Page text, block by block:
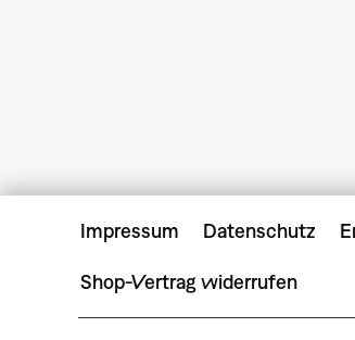
Impressum Datenschutz
Shop-Vertrag widerrufen